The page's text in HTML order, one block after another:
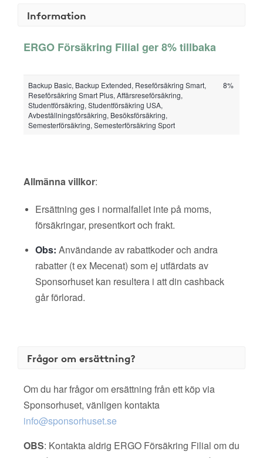
Information
ERGO Försäkring Filial ger 8% tillbaka
Backup Basic, Backup Extended, Reseförsäkring Smart,
Reseförsäkring Smart Plus, Affärsreseförsäkring,
Studentförsäkring, Studentförsäkring USA,
Avbeställningsförsäkring, Besöksförsäkring,
Semesterförsäkring, Semesterförsäkring Sport
8%
Allmänna villkor:
Ersättning ges i normalfallet inte på moms,
försäkringar, presentkort och frakt.
Obs: Användande av rabattkoder och andra
rabatter (t ex Mecenat) som ej utfärdats av
Sponsorhuset kan resultera i att din cashback
går förlorad.
Frågor om ersättning?
Om du har frågor om ersättning från ett köp via
Sponsorhuset, vänligen kontakta
info@sponsorhuset.se
OBS: Kontakta aldrig ERGO Försäkring Filial om du